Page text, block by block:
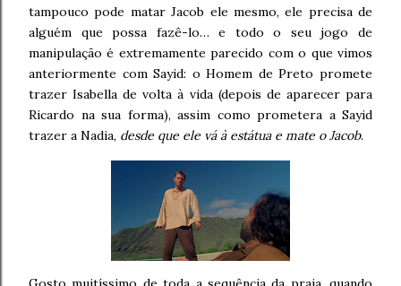
tampouco pode matar Jacob ele mesmo, ele precisa de
alguém que possa fazê-lo… e todo o seu jogo de
manipulação é extremamente parecido com o que vimos
anteriormente com Sayid: o Homem de Preto promete
trazer Isabella de volta à vida (depois de aparecer para
Ricardo na sua forma), assim como prometera a Sayid
trazer a Nadia, desde que ele vá à estátua e mate o Jacob.